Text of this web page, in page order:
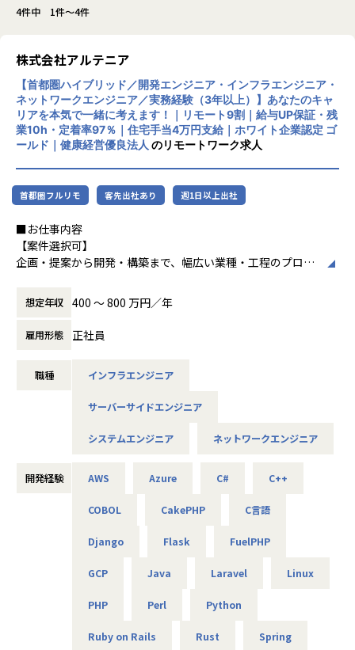
4件中 1件～4件
株式会社アルテニア
【首都圏ハイブリッド／開発エンジニア・インフラエンジニア・
ネットワークエンジニア／実務経験（3年以上）】あなたのキャ
リアを本気で一緒に考えます！｜リモート9割｜給与UP保証・残
業10h・定着率97％｜住宅手当4万円支給｜ホワイト企業認定 ゴ
ールド｜健康経営優良法人 のリモートワーク求人
首都圏フルリモ 客先出社あり 週1日以上出社
■お仕事内容
【案件選択可】
企画・提案から開発・構築まで、幅広い業種・工程のプロジ
■会社説明／募集背景
株式会社アルテニアは、ITの力を通じて関わる人々の未来を
より豊かにすることを 目標に2018年に誕生しました。
それは技術力だけではなく、人を大切にすること、より豊か
社会やお客様だけでなくパートナーや社員も幸せでいるこ
これがアルテニアの企業理念の根幹となります。
この度、事業の拡大に伴って新たなメンバーを募集しており
技術力だけでなく、人を思いやる姿勢を大切にしながら、
共に成長できる方を歓迎します！
＜開発部門 想定キャリアパス＞
月1回の面談にてキャリアの方向性をすり合わせながら、案
想定年収 400 〜 800 万円／年
雇用形態 正社員
職種 インフラエンジニア
サーバーサイドエンジニア
システムエンジニア ネットワークエンジニア
開発経験 AWS Azure C# C++
COBOL CakePHP C言語
Django Flask FuelPHP
GCP Java Laravel Linux
PHP Perl Python
Ruby on Rails Rust Spring